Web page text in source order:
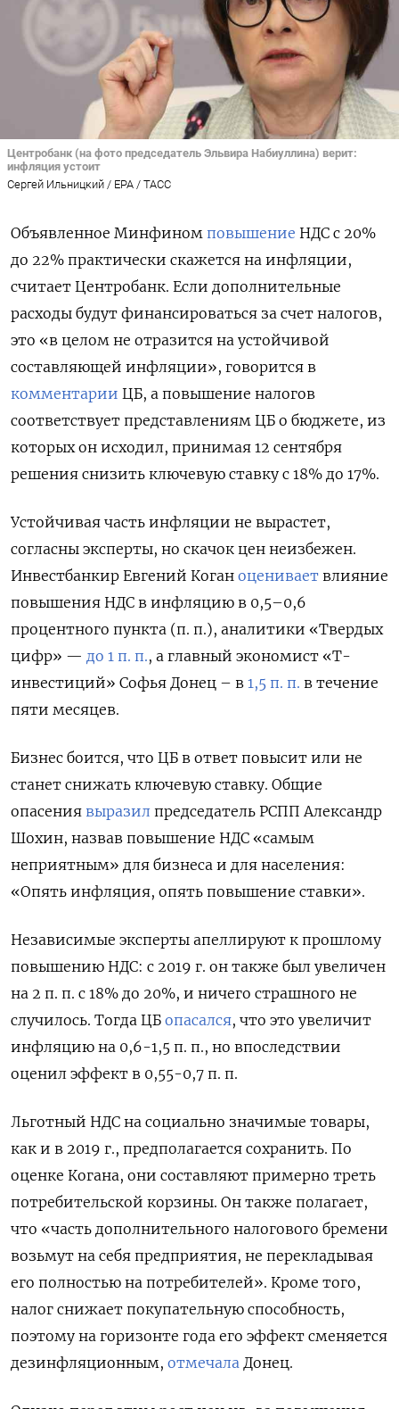
Центробанк (на фото председатель Эльвира Набиуллина) верит:
инфляция устоит
Сергей Ильницкий / EPA / ТАСС
Объявленное Минфином повышение НДС с 20%
до 22% практически скажется на инфляции,
считает Центробанк. Если дополнительные
расходы будут финансироваться за счет налогов,
это «в целом не отразится на устойчивой
составляющей инфляции», говорится в
комментарии ЦБ, а повышение налогов
соответствует представлениям ЦБ о бюджете, из
которых он исходил, принимая 12 сентября
решения снизить ключевую ставку с 18% до 17%.
Устойчивая часть инфляции не вырастет,
согласны эксперты, но скачок цен неизбежен.
Инвестбанкир Евгений Коган оценивает влияние
повышения НДС в инфляцию в 0,5–0,6
процентного пункта (п. п.), аналитики «Твердых
цифр» — до 1 п. п., а главный экономист «Т-
инвестиций» Софья Донец – в 1,5 п. п. в течение
пяти месяцев.
Бизнес боится, что ЦБ в ответ повысит или не
станет снижать ключевую ставку. Общие
опасения выразил председатель РСПП Александр
Шохин, назвав повышение НДС «самым
неприятным» для бизнеса и для населения:
«Опять инфляция, опять повышение ставки».
Независимые эксперты апеллируют к прошлому
повышению НДС: с 2019 г. он также был увеличен
на 2 п. п. с 18% до 20%, и ничего страшного не
случилось. Тогда ЦБ опасался, что это увеличит
инфляцию на 0,6-1,5 п. п., но впоследствии
оценил эффект в 0,55-0,7 п. п.
Льготный НДС на социально значимые товары,
как и в 2019 г., предполагается сохранить. По
оценке Когана, они составляют примерно треть
потребительской корзины. Он также полагает,
что «часть дополнительного налогового бремени
возьмут на себя предприятия, не перекладывая
его полностью на потребителей». Кроме того,
налог снижает покупательную способность,
поэтому на горизонте года его эффект сменяется
дезинфляционным, отмечала Донец.